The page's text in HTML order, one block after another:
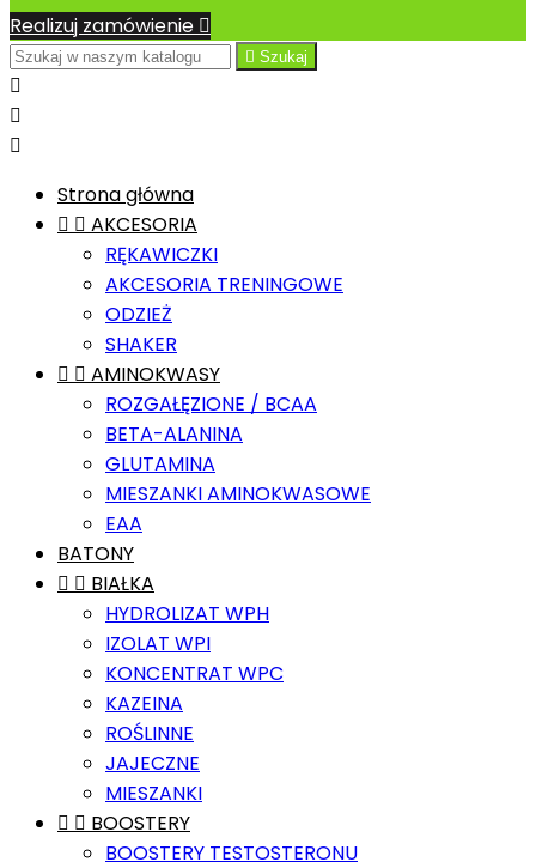
Realizuj zamówienie 
 Szukaj



Strona główna
  AKCESORIA
RĘKAWICZKI
AKCESORIA TRENINGOWE
ODZIEŻ
SHAKER
  AMINOKWASY
ROZGAŁĘZIONE / BCAA
BETA-ALANINA
GLUTAMINA
MIESZANKI AMINOKWASOWE
EAA
BATONY
  BIAŁKA
HYDROLIZAT WPH
IZOLAT WPI
KONCENTRAT WPC
KAZEINA
ROŚLINNE
JAJECZNE
MIESZANKI
  BOOSTERY
BOOSTERY TESTOSTERONU